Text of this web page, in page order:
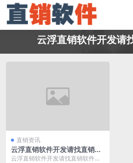
云浮直销软件开发请
直销资讯
云浮直销软件开发请找直销软
件网
云浮直销软件开发请找直销软件